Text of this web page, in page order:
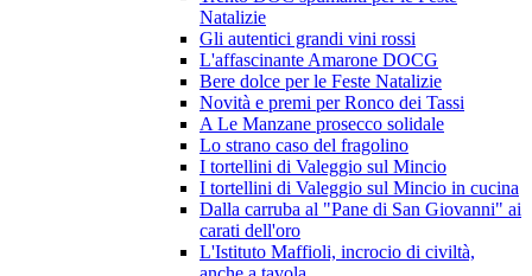
Natalizie
Gli autentici grandi vini rossi
L'affascinante Amarone DOCG
Bere dolce per le Feste Natalizie
Novità e premi per Ronco dei Tassi
A Le Manzane prosecco solidale
Lo strano caso del fragolino
I tortellini di Valeggio sul Mincio
I tortellini di Valeggio sul Mincio in cucina
Dalla carruba al "Pane di San Giovanni" ai
carati dell'oro
L'Istituto Maffioli, incrocio di civiltà,